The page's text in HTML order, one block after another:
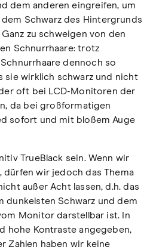
dem anderen eingreifen, um
Schwarz des Hintergrunds
zu schweigen von den
Schnurrhaare: trotz
dennoch so
sie wirklich schwarz und nicht
oft bei LCD-Monitoren der
da bei großformatigen
sofort und mit bloßem Auge
TrueBlack sein. Wenn wir
dürfen wir jedoch das Thema
außer Acht lassen, d.h. das
dunkelsten Schwarz und dem
Monitor darstellbar ist. In
hohe Kontraste angegeben,
Zahlen haben wir keine